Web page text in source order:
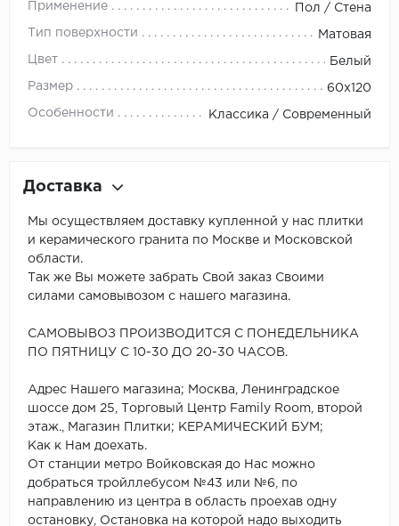
Применение Пол / Стена
Тип поверхности Матовая
Цвет Белый
Размер 60x120
Особенности Классика / Современный
Доставка
Мы осуществляем доставку купленной у нас плитки
и керамического гранита по Москве и Московской
области.
Так же Вы можете забрать Свой заказ Своими
силами самовывозом с нашего магазина.
САМОВЫВОЗ ПРОИЗВОДИТСЯ С ПОНЕДЕЛЬНИКА
ПО ПЯТНИЦУ С 10-30 ДО 20-30 ЧАСОВ.
Адрес Нашего магазина; Москва, Ленинградское
шоссе дом 25, Торговый Центр Family Room, второй
этаж., Магазин Плитки; КЕРАМИЧЕСКИЙ БУМ;
Как к Нам доехать.
От станции метро Войковская до Нас можно
добраться тройллебусом №43 или №6, по
направлению из центра в область проехав одну
остановку, Остановка на которой надо выходить